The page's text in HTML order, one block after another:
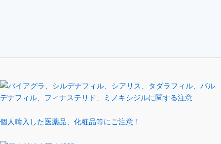
個人輸入した医薬品、化粧品等にご注意！